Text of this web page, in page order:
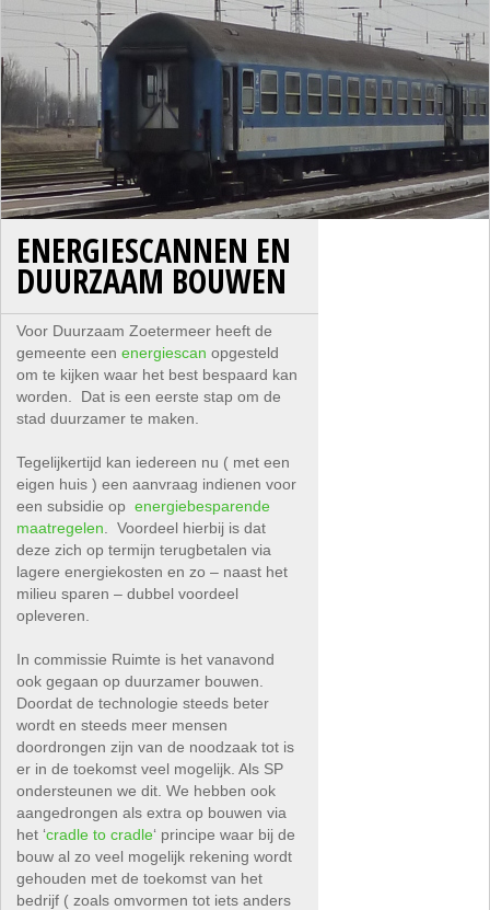
ENERGIESCANNEN EN
DUURZAAM BOUWEN
Voor Duurzaam Zoetermeer heeft de
gemeente eenenergiescan opgesteld
om te kijken waar het best bespaard kan
worden. Dat is een eerste stap om de
stad duurzamer te maken.
Tegelijkertijd kan iedereen nu ( met een
eigen huis ) een aanvraag indienen voor
een subsidie openergiebesparende
maatregelen . Voordeel hierbij is dat
deze zich op termijn terugbetalen via
lagere energiekosten en zo – naast het
milieu sparen – dubbel voordeel
opleveren.
In commissie Ruimte is het vanavond
ook gegaan op duurzamer bouwen.
Doordat de technologie steeds beter
wordt en steeds meer mensen
doordrongen zijn van de noodzaak tot is
er in de toekomst veel mogelijk. Als SP
ondersteunen we dit. We hebben ook
aangedrongen als extra op bouwen via
het ‘cradle to cradle‘ principe waar bij de
bouw al zo veel mogelijk rekening wordt
gehouden met de toekomst van het
bedrijf ( zoals omvormen tot iets anders